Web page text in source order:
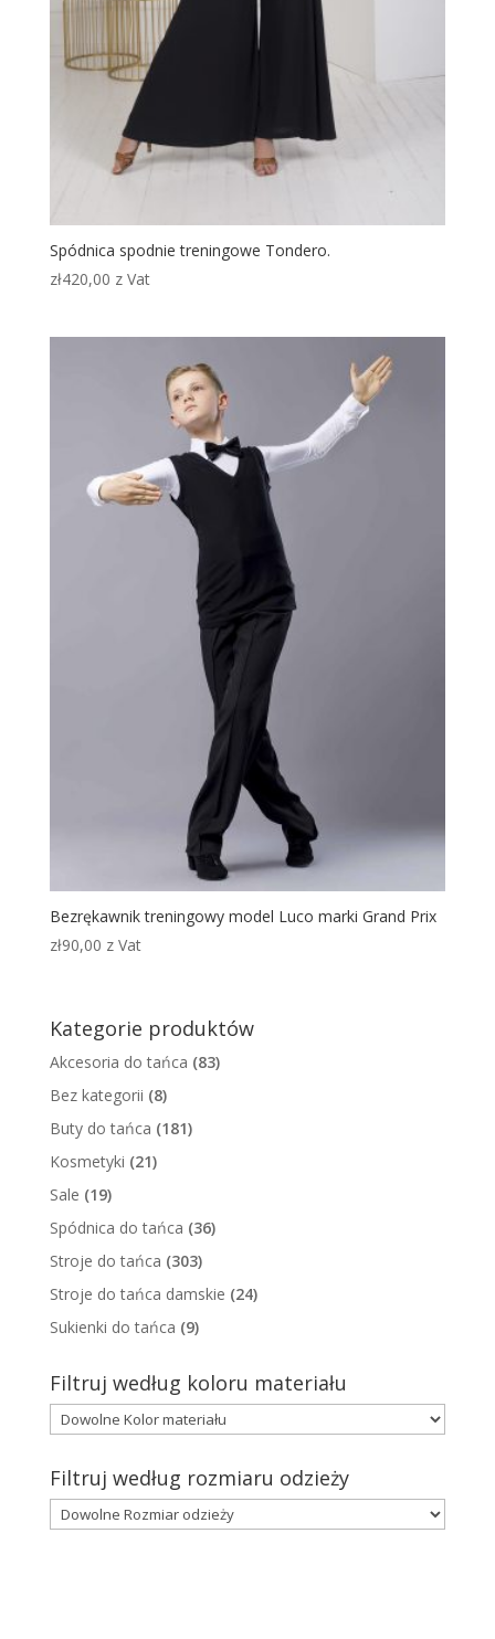
Spódnica spodnie treningowe Tondero.
zł420,00 z Vat
Bezrękawnik treningowy model Luco marki Grand Prix
zł90,00 z Vat
Kategorie produktów
Akcesoria do tańca (83)
Bez kategorii (8)
Buty do tańca (181)
Kosmetyki (21)
Sale (19)
Spódnica do tańca (36)
Stroje do tańca (303)
Stroje do tańca damskie (24)
Sukienki do tańca (9)
Filtruj według koloru materiału
Filtruj według rozmiaru odzieży